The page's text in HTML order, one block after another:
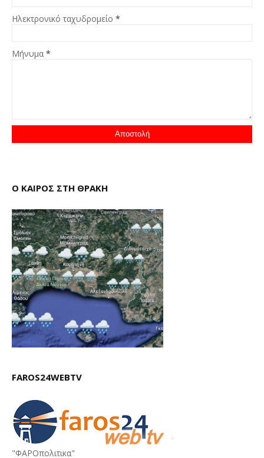
Ηλεκτρονικό ταχυδρομείο *
Μήνυμα *
Ο ΚΑΙΡΟΣ ΣΤΗ ΘΡΑΚΗ
FAROS24WEBTV
"ΦΑΡΟπολιτικα"